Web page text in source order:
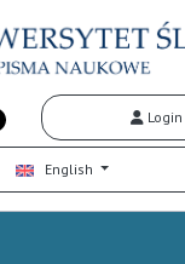
Login
English